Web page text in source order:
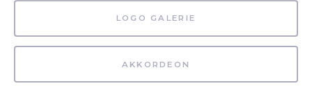
LOGO GALERIE
AKKORDEON